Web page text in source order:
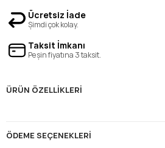
Ücretsiz İade
Şimdi çok kolay.
Taksit İmkanı
Peşin fiyatına 3 taksit.
ÜRÜN ÖZELLIKLERI
ÖDEME SEÇENEKLERI